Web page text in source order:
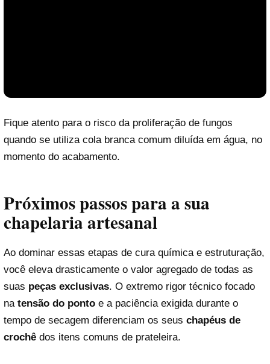
Reproduzir vídeo
Fique atento para o risco da proliferação de fungos
quando se utiliza cola branca comum diluída em água, no
momento do acabamento.
Próximos passos para a sua
chapelaria artesanal
Ao dominar essas etapas de cura química e estruturação,
você eleva drasticamente o valor agregado de todas as
suas peças exclusivas. O extremo rigor técnico focado
na tensão do ponto e a paciência exigida durante o
tempo de secagem diferenciam os seus chapéus de
crochê dos itens comuns de prateleira.